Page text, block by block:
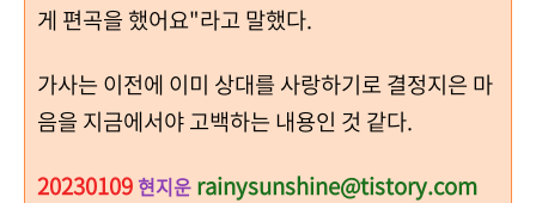
게 편곡을 했어요"라고 말했다.
가사는 이전에 이미 상대를 사랑하기로 결정지은 마
음을 지금에서야 고백하는 내용인 것 같다.
20230109 현지운 rainysunshine@tistory.com